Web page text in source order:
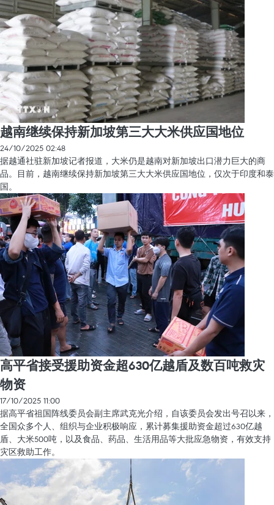
越南继续保持新加坡第三大大米供应国地位
24/10/2025 02:48
据越通社驻新加坡记者报道，大米仍是越南对新加坡出口潜力巨大的商
品。目前，越南继续保持新加坡第三大大米供应国地位，仅次于印度和泰
国。
高平省接受援助资金超630亿越盾及数百吨救灾
物资
17/10/2025 11:00
据高平省祖国阵线委员会副主席武克光介绍，自该委员会发出号召以来，
全国众多个人、组织与企业积极响应，累计募集援助资金超过630亿越
盾、大米500吨，以及食品、药品、生活用品等大批应急物资，有效支持
灾区救助工作。